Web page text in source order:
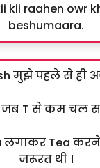
kii raahen owr
beshumaara.
मुझे पहले से ही
जब T से कम चल
लगाकर Tea
जरूरत थी ।